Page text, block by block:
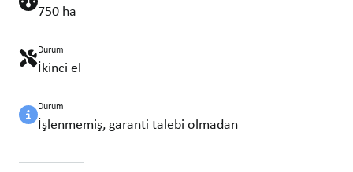
750 ha
Durum
İkinci el
Durum
İşlenmemiş, garanti talebi olmadan